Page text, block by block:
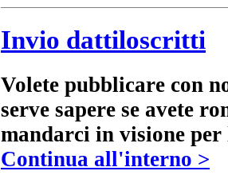
Invio dattiloscritti
Volete pubblicare con
serve sapere se avete
mandarci in visione
Continua all'interno >